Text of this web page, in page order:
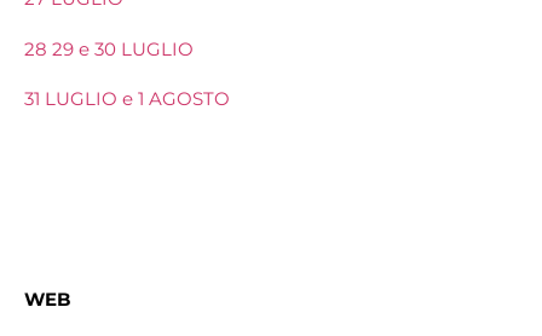
28 29 e 30 LUGLIO
31 LUGLIO e 1 AGOSTO
WEB